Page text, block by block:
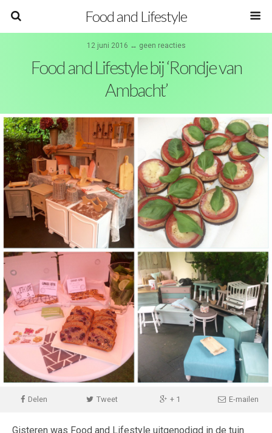
Food and Lifestyle
12 juni 2016 ↔ geen reacties
Food and Lifestyle bij ‘Rondje van
Ambacht’
Delen Tweet + 1 E-mailen
Gisteren was Food and Lifestyle uitgenodigd in de tuin